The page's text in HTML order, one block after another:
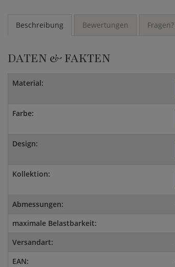
Beschreibung Bewertungen Fragen?
DATEN & FAKTEN
Material:
Farbe:
Design:
Kollektion:
Abmessungen:
maximale Belastbarkeit:
Versandart:
EAN: